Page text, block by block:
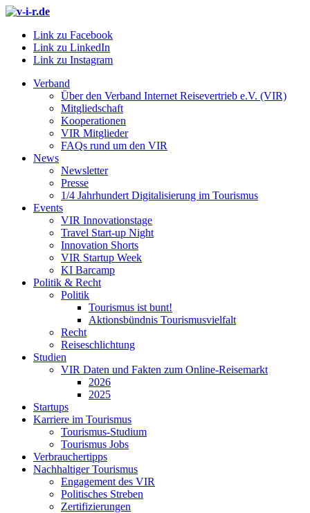
Link zu Facebook
Link zu LinkedIn
Link zu Instagram
Verband
Über den Verband Internet Reisevertrieb e.V. (VIR)
Mitgliedschaft
Kooperationen
VIR Mitglieder
FAQs rund um den VIR
News
Newsletter
Presse
1/4 Jahrhundert Digitalisierung im Tourismus
Events
VIR Innovationstage
Travel Start-up Night
Innovation Shorts
VIR Startup Week
KI Barcamp
Politik & Recht
Politik
Tourismus ist bunt!
Aktionsbündnis Tourismusvielfalt
Recht
Reiseschlichtung
Studien
VIR Daten und Fakten zum Online-Reisemarkt
2026
2025
Startups
Karriere im Tourismus
Tourismus-Studium
Tourismus Jobs
Verbrauchertipps
Nachhaltiger Tourismus
Engagement des VIR
Politisches Streben
Zertifizierungen